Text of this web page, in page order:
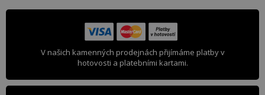
V našich kamenných prodejnách přijímáme platby v
hotovosti a platebními kartami.